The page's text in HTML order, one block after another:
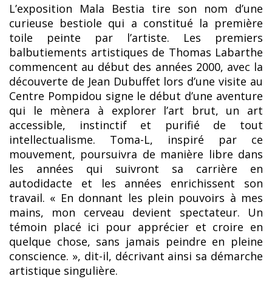
L’exposition Mala Bestia tire son nom d’une
curieuse bestiole qui a constitué la première
toile peinte par l’artiste. Les premiers
balbutiements artistiques de Thomas Labarthe
commencent au début des années 2000, avec la
découverte de Jean Dubuffet lors d’une visite au
Centre Pompidou signe le début d’une aventure
qui le mènera à explorer l’art brut, un art
accessible, instinctif et purifié de tout
intellectualisme. Toma-L, inspiré par ce
mouvement, poursuivra de manière libre dans
les années qui suivront sa carrière en
autodidacte et les années enrichissent son
travail. « En donnant les plein pouvoirs à mes
mains, mon cerveau devient spectateur. Un
témoin placé ici pour apprécier et croire en
quelque chose, sans jamais peindre en pleine
conscience. », dit-il, décrivant ainsi sa démarche
artistique singulière.